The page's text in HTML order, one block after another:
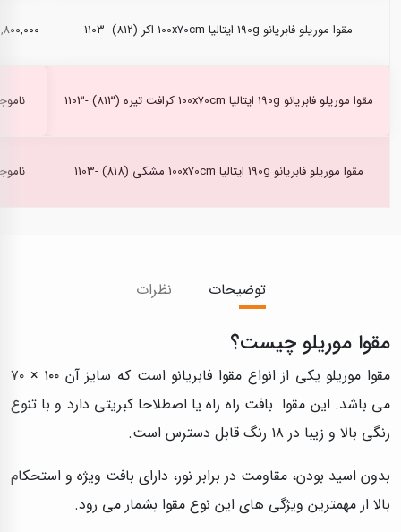
مقوا موریلو فابریانو 190g ایتالیا 100x70cm اکر (812) -1103 ۱,۸۰۰,۰۰۰
مقوا موریلو فابریانو 190g ایتالیا 100x70cm کرافت تیره (813) -1103
مقوا موریلو فابریانو 190g ایتالیا 100x70cm مشکی (818) -1103
توضیحات نظرات
مقوا موریلو چیست؟
مقوا موریلو یکی از انواع مقوا فابریانو است که سایز آن ۱۰۰ × ۷۰
می باشد. این مقوا بافت راه راه یا اصطلاحا کبریتی دارد و با تنوع
رنگی بالا و زیبا در ۱۸ رنگ قابل دسترس است.
بدون اسید بودن، مقاومت در برابر نور، دارای بافت ویژه و استحکام
بالا از مهمترین ویژگی های این نوع مقوا بشمار می رود.